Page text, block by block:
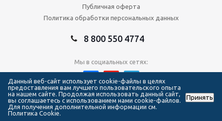
Публичная оферта
Политика обработки персональных данных
8 800 550 4774
Мы в социальных сетях:
2026 © Сеть магазинов Forma Hockey
111
Данный веб-сайт использует cookie-файлы в целях
предоставления вам лучшего пользовательского опыта
на нашем сайте. Продолжая использовать данный сайт,
вы соглашаетесь с использованием нами cookie-файлов.
Для получения дополнительной информации см.
Политика Cookie.
Принять